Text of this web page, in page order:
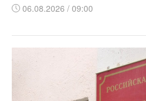
06.08.2026 / 09:00